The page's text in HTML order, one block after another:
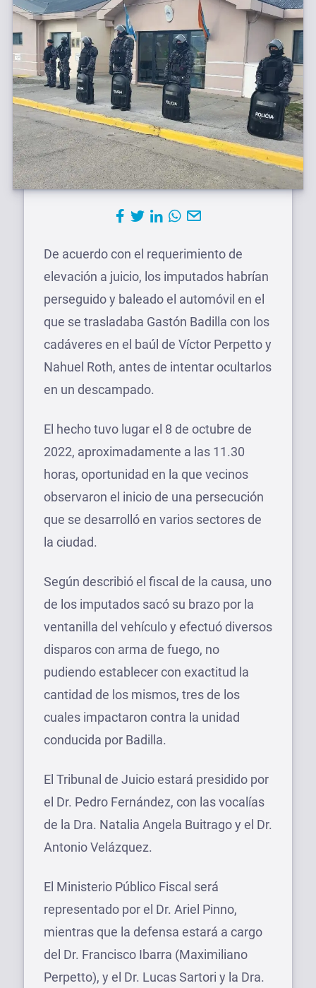
De acuerdo con el requerimiento de
elevación a juicio, los imputados habrían
perseguido y baleado el automóvil en el
que se trasladaba Gastón Badilla con los
cadáveres en el baúl de Víctor Perpetto y
Nahuel Roth, antes de intentar ocultarlos
en un descampado.
El hecho tuvo lugar el 8 de octubre de
2022, aproximadamente a las 11.30
horas, oportunidad en la que vecinos
observaron el inicio de una persecución
que se desarrolló en varios sectores de
la ciudad.
Según describió el fiscal de la causa, uno
de los imputados sacó su brazo por la
ventanilla del vehículo y efectuó diversos
disparos con arma de fuego, no
pudiendo establecer con exactitud la
cantidad de los mismos, tres de los
cuales impactaron contra la unidad
conducida por Badilla.
El Tribunal de Juicio estará presidido por
el Dr. Pedro Fernández, con las vocalías
de la Dra. Natalia Angela Buitrago y el Dr.
Antonio Velázquez.
El Ministerio Público Fiscal será
representado por el Dr. Ariel Pinno,
mientras que la defensa estará a cargo
del Dr. Francisco Ibarra (Maximiliano
Perpetto), y el Dr. Lucas Sartori y la Dra.